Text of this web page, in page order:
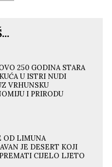
250 GODINA STARA
U ISTRI NUDI
VRHUNSKU
I PRIRODU
OD LIMUNA
JE DESERT KOJI
CIJELO LJETO